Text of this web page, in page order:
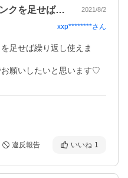
シンプルで押しやすく、インクを足せば繰… 2021/8/2
xxp********さん
足せば繰り返し使えま
願いしたいと思います♡
違反報告 いいね 1